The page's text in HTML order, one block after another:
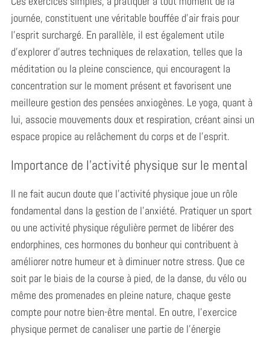
journée, constituent une véritable bouffée d’air frais pour
l’esprit surchargé. En parallèle, il est également utile
d’explorer d’autres techniques de relaxation, telles que la
méditation ou la pleine conscience, qui encouragent la
concentration sur le moment présent et favorisent une
meilleure gestion des pensées anxiogènes. Le yoga, quant à
lui, associe mouvements doux et respiration, créant ainsi un
espace propice au relâchement du corps et de l’esprit.
Importance de l’activité physique sur le mental
Il ne fait aucun doute que l’activité physique joue un rôle
fondamental dans la gestion de l’anxiété. Pratiquer un sport
ou une activité physique régulière permet de libérer des
endorphines, ces hormones du bonheur qui contribuent à
améliorer notre humeur et à diminuer notre stress. Que ce
soit par le biais de la course à pied, de la danse, du vélo ou
même des promenades en pleine nature, chaque geste
compte pour notre bien-être mental. En outre, l’exercice
physique permet de canaliser une partie de l’énergie
: